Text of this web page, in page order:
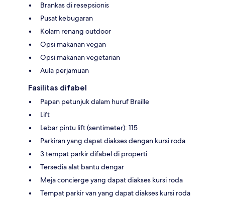
Brankas di resepsionis
Pusat kebugaran
Kolam renang outdoor
Opsi makanan vegan
Opsi makanan vegetarian
Aula perjamuan
Fasilitas difabel
Papan petunjuk dalam huruf Braille
Lift
Lebar pintu lift (sentimeter): 115
Parkiran yang dapat diakses dengan kursi roda
3 tempat parkir difabel di properti
Tersedia alat bantu dengar
Meja concierge yang dapat diakses kursi roda
Tempat parkir van yang dapat diakses kursi roda